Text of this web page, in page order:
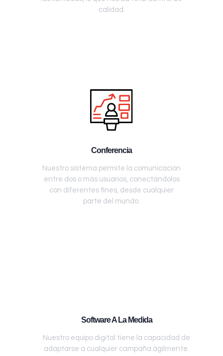
calidad.
Conferencia
Nuestro sistema permite la comunicación
entre dos o más usuarios, conectándolos
con diferentes fines, desde cualquier
parte del mundo.
Software A La Medida
Nuestro equipo digital tiene la capacidad de
adaptarse a cualquier campaña ágilmente.